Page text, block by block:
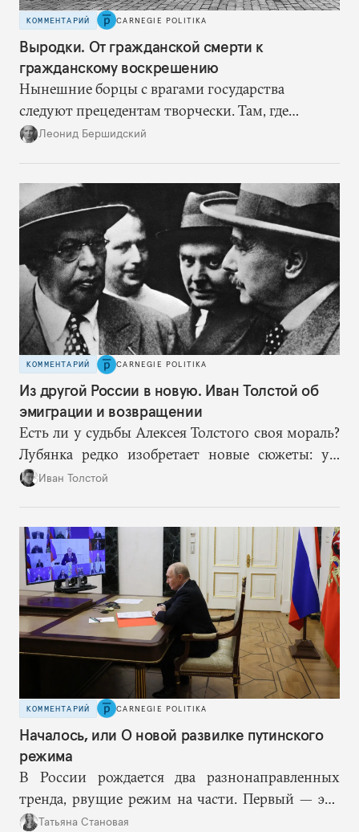
КОММЕНТАРИЙ CARNEGIE POLITIKA
Выродки. От гражданской смерти к
гражданскому воскрешению
Нынешние борцы с врагами государства
следуют прецедентам творчески. Там, где
нацисты торопились в революционном угаре,
сериям ограничений и перекрывая вскрывшиеся
в процессе лазейки.
Леонид Бершидский
КОММЕНТАРИЙ CARNEGIE POLITIKA
Из другой России в новую. Иван Толстой об
эмиграции и возвращении
Есть ли у судьбы Алексея Толстого своя мораль?
Лубянка редко изобретает новые сюжеты: уж
больно хорошо срабатывают старые.
Иван Толстой
КОММЕНТАРИЙ CARNEGIE POLITIKA
Началось, или О новой развилке путинского
режима
В России рождается два разнонаправленных
тренда, рвущие режим на части. Первый — это
путинская логика войны, где эскалация влечет за
Татьяна Становая